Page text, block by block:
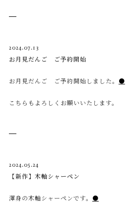
2024.07.13
お月見だんご ご予約開始
お月見だんご ご予約開始しました。 ●
こちらもよろしくお願いいたします。
2024.05.24
【新作】木軸シャーペン
渾身の木軸シャーペンです。 ●